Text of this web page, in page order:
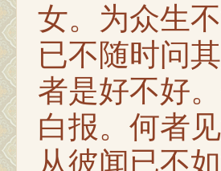
女。为众生
已不随时问
者是好不好
白报。何者
从彼闻已不